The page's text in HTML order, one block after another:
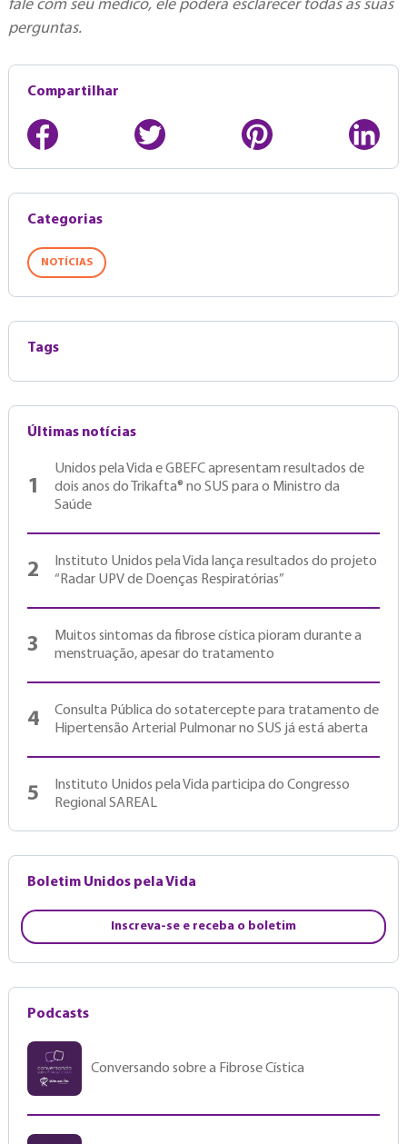
fale com seu médico, ele poderá esclarecer todas as suas
perguntas.
Compartilhar
Categorias
NOTÍCIAS
Tags
Últimas notícias
1
Unidos pela Vida e GBEFC apresentam resultados de
dois anos do Trikafta® no SUS para o Ministro da
Saúde
2
Instituto Unidos pela Vida lança resultados do projeto
“Radar UPV de Doenças Respiratórias”
3
Muitos sintomas da fibrose cística pioram durante a
menstruação, apesar do tratamento
4
Consulta Pública do sotatercepte para tratamento de
Hipertensão Arterial Pulmonar no SUS já está aberta
5
Instituto Unidos pela Vida participa do Congresso
Regional SAREAL
Boletim Unidos pela Vida
Inscreva-se e receba o boletim
Podcasts
Conversando sobre a Fibrose Cística